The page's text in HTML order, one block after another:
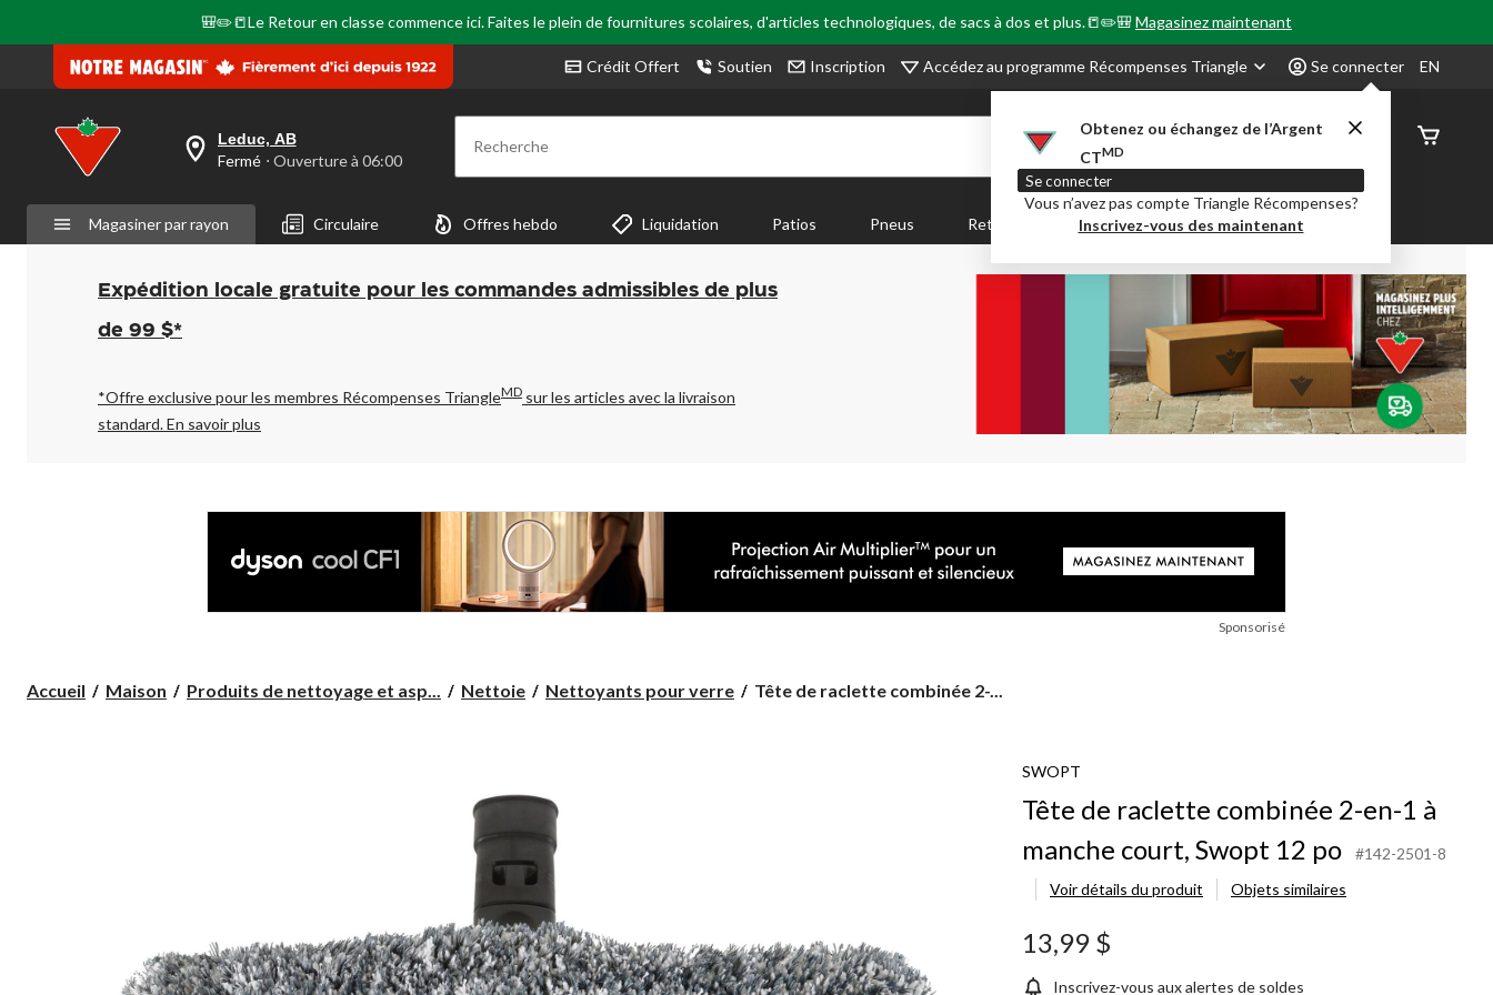
🎒✏️📒Le Retour en classe commence ici. Faites le plein de fournitures scolaires, d'articles technologiques, de sacs à dos et plus.📒✏️🎒Magasinez maintenant
Crédit Offert Soutien Inscription Accédez au programme Récompenses Triangle Se connecter
Obtenez ou échangez de l’Argent
CTMD
Se connecter
Vous n’avez pas compte Triangle Récompenses?
Inscrivez-vous des maintenant
EN
votre
est
Leduc,
AB,
Fermé,
Ouverture
à
pour
changer
Leduc, AB
Fermé ⋅ Ouverture à 06:00 Recherche
État de
Magasiner par rayon Circulaire Offres hebdo Liquidation Patios Pneus Retour en Classe Party City Centre-auto
Expédition locale gratuite pour les commandes admissibles de plus
de 99 $*
*Offre exclusive pour les membres Récompenses TriangleMD sur les articles avec la livraison
standard.En savoir plus
Sponsorisé
Accueil Maison Produits de nettoyage et asp... Nettoie Nettoyants pour verre
Tête
po
Tête de raclette combinée 2-...
SWOPT
Tête de raclette combinée 2-en-1 à
manche court, Swopt 12 po
#142-2501-8
Voir détails du produit
Objets similaires
13,99 $
Inscrivez-vous aux alertes de soldes